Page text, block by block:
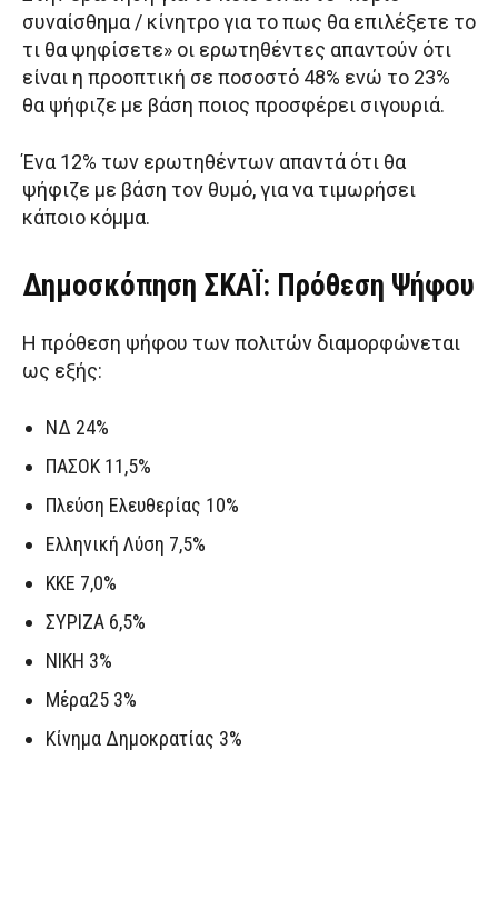
συναίσθημα / κίνητρο για το πως θα επιλέξετε το
τι θα ψηφίσετε» οι ερωτηθέντες απαντούν ότι
είναι η προοπτική σε ποσοστό 48% ενώ το 23%
θα ψήφιζε με βάση ποιος προσφέρει σιγουριά.
Ένα 12% των ερωτηθέντων απαντά ότι θα
ψήφιζε με βάση τον θυμό, για να τιμωρήσει
κάποιο κόμμα.
Δημοσκόπηση ΣΚΑΪ: Πρόθεση Ψήφου
Η πρόθεση ψήφου των πολιτών διαμορφώνεται
ως εξής:
ΝΔ 24%
ΠΑΣΟΚ 11,5%
Πλεύση Ελευθερίας 10%
Ελληνική Λύση 7,5%
ΚΚΕ 7,0%
ΣΥΡΙΖΑ 6,5%
ΝΙΚΗ 3%
Μέρα25 3%
Κίνημα Δημοκρατίας 3%